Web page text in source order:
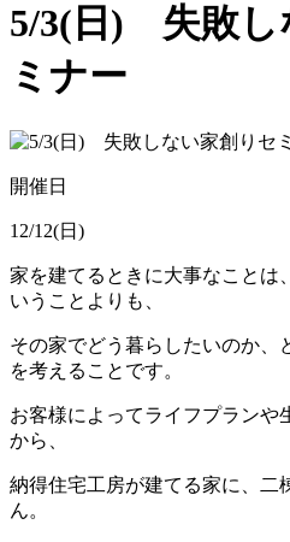
5/3(日) 失敗し
ミナー
開催日
12/12(日)
家を建てるときに大事なことは
いうことよりも、
その家でどう暮らしたいのか、
を考えることです。
お客様によってライフプランや
から、
納得住宅工房が建てる家に、二
ん。